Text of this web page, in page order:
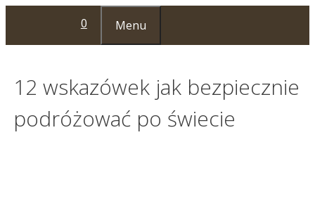
treści
0 Menu
12 wskazówek jak bezpiecznie
podróżować po świecie